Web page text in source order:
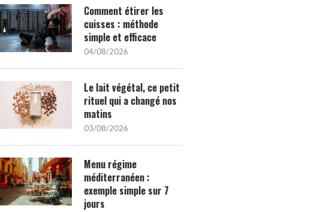
Comment étirer les
cuisses : méthode
simple et efficace
04/08/2026
Le lait végétal, ce petit
rituel qui a changé nos
matins
03/08/2026
Menu régime
méditerranéen :
exemple simple sur 7
jours